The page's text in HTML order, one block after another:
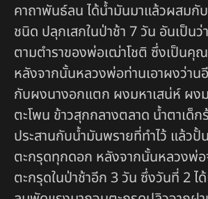
คาถาพันธ์ลน ได้น้ำมันมาแล้วผสมกั
ชนิด ปลุกเสกในป่าช้า 7 วัน อันเป็นว่
ตามตำราของพ่อเฒ่าโชติ ซึ่งเป็นคุ
หลังจากนั้นหลวงพ่อท่านเอาผงว่า
กับผงนางอกแตก ผงมหาเสน่ห์ ผง
ตะโพน ข้าวสุกกลางตลาด น้ำตาเด็ก
ประสานกับน้ำมันพรายที่ทำไว้ แล้วปั้
ตะกรุดทุกดอก หลังจากนั้นหลวงพ่อ
ตะกรุดในป่าช้าอีก 3 วัน ซึ่งวันที่ 2 ไ